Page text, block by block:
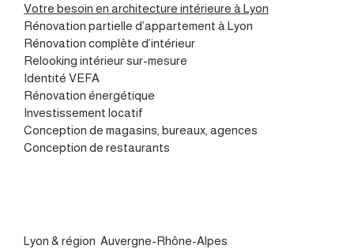
Votre besoin en architecture intérieure à Lyon
Rénovation partielle d’appartement à Lyon
Rénovation complète d’intérieur
Relooking intérieur sur-mesure
Identité VEFA
Rénovation énergétique
Investissement locatif
Conception de magasins, bureaux, agences
Conception de restaurants
Lyon & région Auvergne-Rhône-Alpes